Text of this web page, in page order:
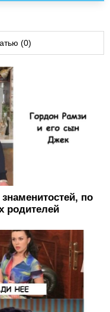
(0)
по
родителей